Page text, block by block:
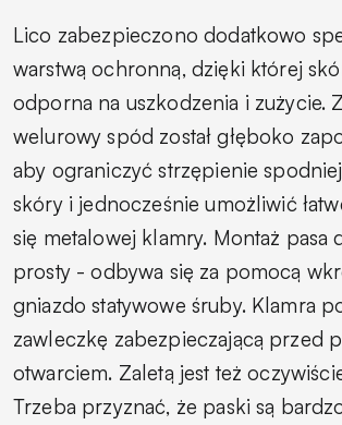
Lico zabezpieczono dodatkowo
warstwą ochronną, dzięki której
odporna na uszkodzenia i zużycie.
welurowy spód został głęboko
aby ograniczyć strzępienie
skóry i jednocześnie umożliwić
się metalowej klamry. Montaż pasa
prosty - odbywa się za pomocą
gniazdo statywowe śruby. Klamra
zawleczkę zabezpieczającą przed
otwarciem. Zaletą jest też
Trzeba przyznać, że paski są